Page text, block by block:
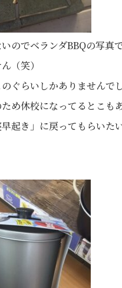
のでベランダBBQの写真で
（笑）
ぐらいしかありませんでし
め休校になってるとこも
起き」に戻ってもらいた